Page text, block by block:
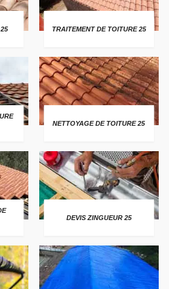
TRAITEMENT DE TOITURE 25
NETTOYAGE DE TOITURE 25
DEVIS ZINGUEUR 25